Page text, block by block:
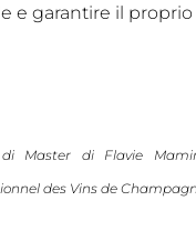
e garantire il
Master di Flavie
des Vins de